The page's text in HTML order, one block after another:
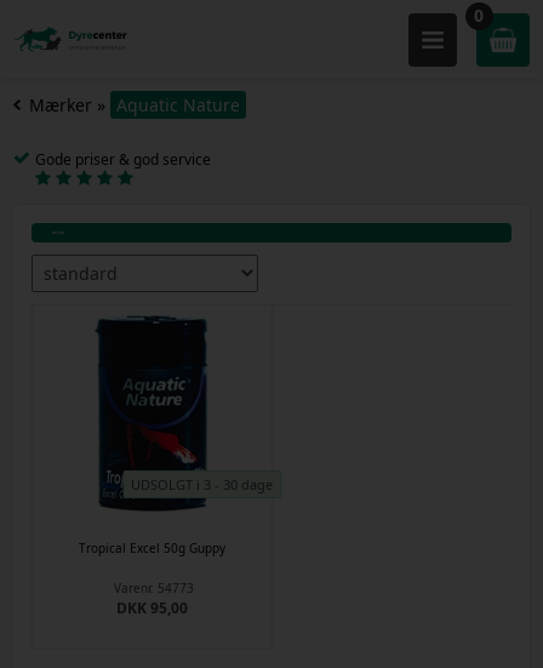
0
Mærker » Aquatic Nature
Gode priser & god service
UDSOLGT i 3 - 30 dage
Tropical Excel 50g Guppy
Varenr. 54773
DKK 95,00